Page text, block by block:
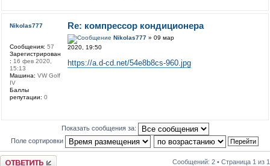
Re: компрессор кондиционера
Nikolas777» 09 мар
2020, 19:50
https://a.d-cd.net/54e8b8cs-960.jpg
Nikolas777
Сообщения: 57
Зарегистрирован
: 16 фев 2020,
15:13
Машина: VW Golf
IV
Баллы
репутации: 0
Показать сообщения за:
Поле сортировки
Ответить Сообщений: 2 • Страница 1 из 1